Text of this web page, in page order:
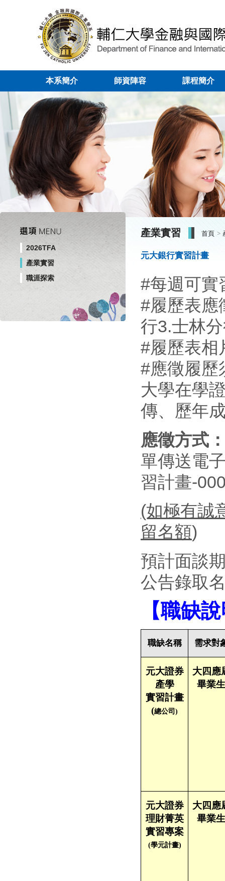
本系簡介 師資陣容 課程簡介
2026TFA
產業實習
職涯探索
產業實習 首頁
元大銀行實習計畫
#每週可實
#履歷表應
行3.士林
#履歷表相
#應徵履歷
大學在學
傳、歷年
應徵方式
單傳送電
習計畫-
(如極有誠
留名額)
預計面談
公告錄取
【職缺
職缺名稱 需求對
元大證券
產學
實習計畫
(總公司)
大四應
畢業生
元大證券
理財菁英
實習專案
(學元計畫)
大四應
畢業生